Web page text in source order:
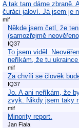
A tak tam dáme zbraně.
čuráci jaloví. Já jsem je
mif
Někde jsem četl, že
(samozřejmě
IQ37
To jsem viděl.
neříkám, že tu
mif
Za chvíli se člověk
IQ37
Jo. A ani neříkám, že
zvyk. Nikdy jsem taky
mif
Minority report.
Jan Fiala